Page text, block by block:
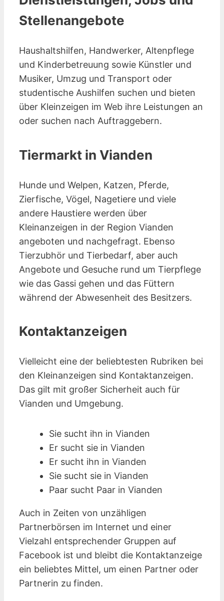
Stellenangebote
Haushaltshilfen, Handwerker, Altenpflege
und Kinderbetreuung sowie Künstler und
Musiker, Umzug und Transport oder
studentische Aushilfen suchen und bieten
über Kleinzeigen im Web ihre Leistungen an
oder suchen nach Auftraggebern.
Tiermarkt in Vianden
Hunde und Welpen, Katzen, Pferde,
Zierfische, Vögel, Nagetiere und viele
andere Haustiere werden über
Kleinanzeigen in der Region Vianden
angeboten und nachgefragt. Ebenso
Tierzubhör und Tierbedarf, aber auch
Angebote und Gesuche rund um Tierpflege
wie das Gassi gehen und das Füttern
während der Abwesenheit des Besitzers.
Kontaktanzeigen
Vielleicht eine der beliebtesten Rubriken bei
den Kleinanzeigen sind Kontakt­anzeigen.
Das gilt mit großer Sicherheit auch für
Vianden und Umgebung.
Sie sucht ihn in Vianden
Er sucht sie in Vianden
Er sucht ihn in Vianden
Sie sucht sie in Vianden
Paar sucht Paar in Vianden
Auch in Zeiten von unzähligen
Partnerbörsen im Internet und einer
Vielzahl entsprechender Gruppen auf
Facebook ist und bleibt die Kontaktanzeige
ein beliebtes Mittel, um einen Partner oder
Partnerin zu finden.